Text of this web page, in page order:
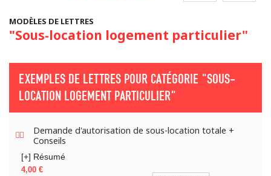
MODÈLES DE LETTRES
"Sous-location logement particulier"
EXEMPLES DE LETTRES POUR CATÉGORIE "SOUS-
LOCATION LOGEMENT PARTICULIER"
Demande d'autorisation de sous-location totale +
Conseils
[+] Résumé
Prix
4,00 €